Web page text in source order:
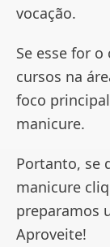
vocação.
Se esse for
cursos na
foco
manicure.
Portanto, se
manicure
preparamos
Aproveite!